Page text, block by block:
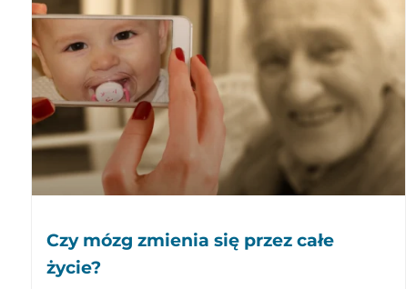
Czy mózg zmienia się przez całe
życie?